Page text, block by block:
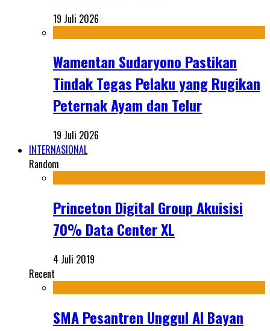
19 Juli 2026
Wamentan Sudaryono Pastikan
Tindak Tegas Pelaku yang Rugikan
Peternak Ayam dan Telur
19 Juli 2026
INTERNASIONAL
Random
Princeton Digital Group Akuisisi
70% Data Center XL
4 Juli 2019
Recent
SMA Pesantren Unggul Al Bayan